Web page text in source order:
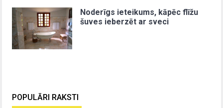
Noderīgs ieteikums, kāpēc flīžu
šuves ieberzēt ar sveci
POPULĀRI RAKSTI